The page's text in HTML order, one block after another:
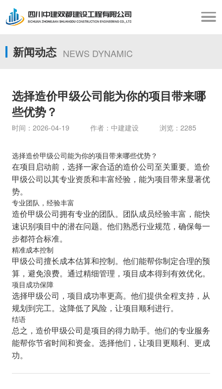
新闻动态 NEWS DYNAMIC
选择造价甲级公司能为你的项目带来哪
些优势？
时间：2026-04-19 作者：中建建设 浏览：2285
选择造价甲级公司能为你的项目带来哪些优势？
在项目启动前，选择一家合适的造价公司至关重要。造价
甲级公司以其专业资质和丰富经验，能为项目带来显著优
势。
专业团队，经验丰富
造价甲级公司拥有专业的团队。团队成员经验丰富，能快
速识别项目中的潜在问题。他们熟悉行业规范，确保每一
步都符合标准。
精准成本控制
甲级公司擅长成本估算和控制。他们能帮你制定合理的预
算，避免浪费。通过精细管理，项目成本得到有效优化。
项目成功保障
选择甲级公司，项目成功率更高。他们提供全程支持，从
规划到完工。这降低了风险，让项目顺利进行。
结语
总之，造价甲级公司是项目的得力助手。他们的专业服务
能帮你节省时间和资金。选择他们，让项目更顺利、更成
功。